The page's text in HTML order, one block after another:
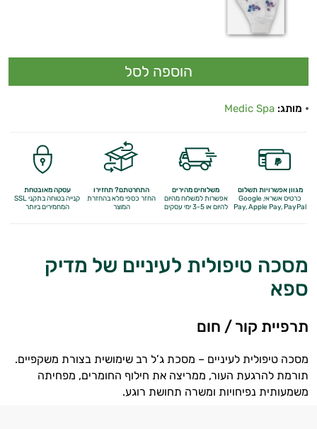
מותג: Medic Spa
מגוון אפשרויות תשלום
כרטיס אשראי, Google
Pay,Apple Pay, PayPal
משלוחים מהירים
אפשרות למשלוח מהיום
להיום או 3-5 ימי עסקים
התחרטתם? תחזירו
החזר כספי מלאבהחזרת
המוצר
עסקה מאובטחת
קנייה בטוחה בתקני SSL
המחמירים ביותר
מסכה טיפולית לעיניים של מדיק
ספא
תרפיית קור / חום
מסכה טיפולית לעיניים – מסכת ג’ל רב שימושית בצורת משקפיים.
תורמת להרגעת העור, ממריצה את חילוף החומרים, מפחיתה
משמעותית נפיחויות ומשרה תחושת רוגע.